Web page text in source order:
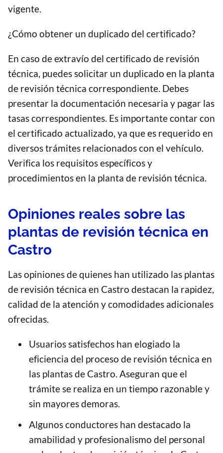
vigente.
¿Cómo obtener un duplicado del certificado?
En caso de extravío del certificado de revisión
técnica, puedes solicitar un duplicado en la planta
de revisión técnica correspondiente. Debes
presentar la documentación necesaria y pagar las
tasas correspondientes. Es importante contar con
el certificado actualizado, ya que es requerido en
diversos trámites relacionados con el vehículo.
Verifica los requisitos específicos y
procedimientos en la planta de revisión técnica.
Opiniones reales sobre las
plantas de revisión técnica en
Castro
Las opiniones de quienes han utilizado las plantas
de revisión técnica en Castro destacan la rapidez,
calidad de la atención y comodidades adicionales
ofrecidas.
Usuarios satisfechos han elogiado la
eficiencia del proceso de revisión técnica en
las plantas de Castro. Aseguran que el
trámite se realiza en un tiempo razonable y
sin mayores demoras.
Algunos conductores han destacado la
amabilidad y profesionalismo del personal